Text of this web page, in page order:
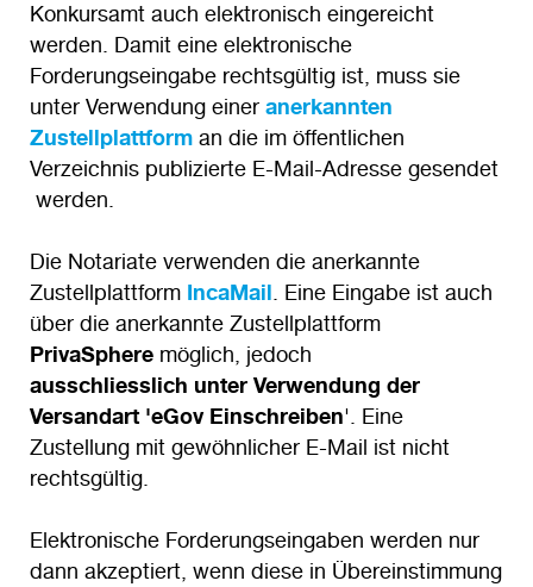
Konkursamt auch elektronisch eingereicht
werden. Damit eine elektronische
Forderungseingabe rechtsgültig ist, muss sie
unter Verwendung einer anerkannten
Zustellplattform an die im öffentlichen
Verzeichnis publizierte E-Mail-Adresse gesendet
werden.
Die Notariate verwenden die anerkannte
Zustellplattform IncaMail . Eine Eingabe ist auch
über die anerkannte Zustellplattform
PrivaSphere möglich, jedoch
ausschliesslich unter Verwendung der
Versandart 'eGov Einschreiben'. Eine
Zustellung mit gewöhnlicher E-Mail ist nicht
rechtsgültig.
Elektronische Forderungseingaben werden nur
dann akzeptiert, wenn diese in Übereinstimmung